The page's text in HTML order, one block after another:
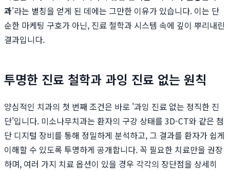
과'라는 별칭을 얻게 된 데에는 그만한 이유가 있습니다. 이는 단
순한 마케팅 구호가 아닌, 진료 철학과 시스템 속에 깊이 뿌리내린
결과입니다.
투명한 진료 철학과 과잉 진료 없는 원칙
양심적인 치과의 첫 번째 조건은 바로 '과잉 진료 없는 정직한 진
단'입니다. 미소나무치과는 환자의 구강 상태를 3D-CT와 같은 첨
단 디지털 장비를 통해 정밀하게 분석하고, 그 결과를 환자가 쉽게
이해할 수 있도록 투명하게 공개합니다. 꼭 필요한 치료만을 권장
하며, 여러 가지 치료 옵션이 있을 경우 각각의 장단점을 상세히